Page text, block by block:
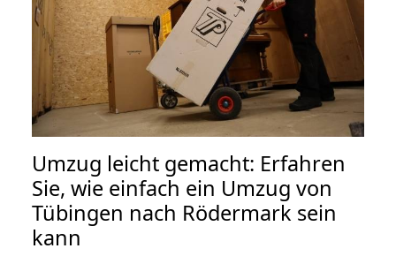
Umzug leicht gemacht: Erfahren
Sie, wie einfach ein Umzug von
Tübingen nach Rödermark sein
kann